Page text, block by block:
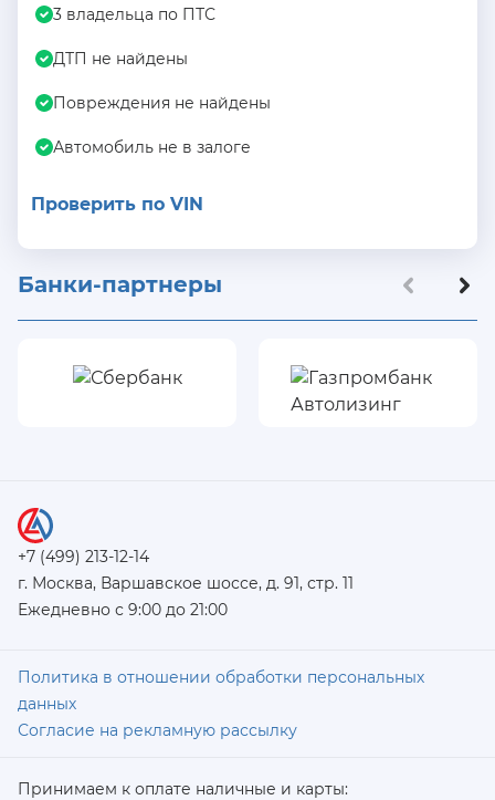
3 владельца по ПТС
ДТП не найдены
Повреждения не найдены
Автомобиль не в залоге
Проверить по VIN
Банки-партнеры
+7 (499) 213-12-14
г. Москва, Варшавское шоссе, д. 91, стр. 11
Ежедневно с 9:00 до 21:00
Политика в отношении обработки персональных
данных
Согласие на рекламную рассылку
Принимаем к оплате наличные и карты: